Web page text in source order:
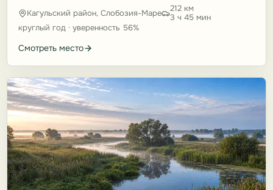
Кагульский район, Слобозия-Маре
212 км
3 ч 45 мин
круглый год · уверенность 56%
Смотреть место